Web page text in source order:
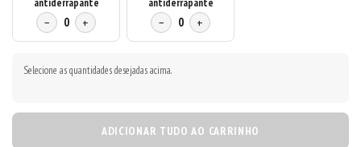
antiderrapante
− 0 +
antiderrapante
− 0 +
Selecione as quantidades desejadas acima.
ADICIONAR TUDO AO CARRINHO